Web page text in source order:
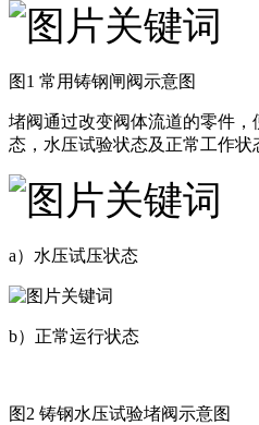
图1 常用铸钢闸阀示意图
堵阀通过改变阀体流道的零件
态，水压试验状态及正常工作状
a）水压试压状态
b）正常运行状态
图2 铸钢水压试验堵阀示意图